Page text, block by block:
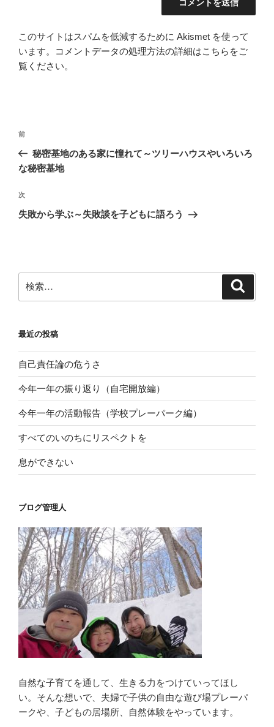
このサイトはスパムを低減するために Akismet を使って
います。
コメントデータの処理方法の詳細はこちらをご
覧ください。
投
ナ
ゲ
ー
前
の
投
前
秘密基地のある家に憧れて～ツリーハウスやいろいろ
な秘密基地
次
の
次
失敗から学ぶ～失敗談を子どもに語ろう
索:
最近の投稿
自己責任論の危うさ
今年一年の振り返り（自宅開放編）
今年一年の活動報告（学校プレーパーク編）
すべてのいのちにリスペクトを
息ができない
ブログ管理人
自然な子育てを通して、生きる力をつけていってほし
い。そんな想いで、夫婦で子供の自由な遊び場プレーパ
ークや、子どもの居場所、自然体験をやっています。